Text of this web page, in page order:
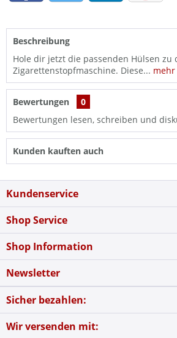
Beschreibung
Hole dir jetzt die passenden Hülsen zu
Zigarettenstopfmaschine. Diese... mehr
Bewertungen
0
Bewertungen lesen, schreiben und
Kunden kauften auch
Kundenservice
Shop Service
Shop Information
Newsletter
Sicher bezahlen:
Wir versenden mit: